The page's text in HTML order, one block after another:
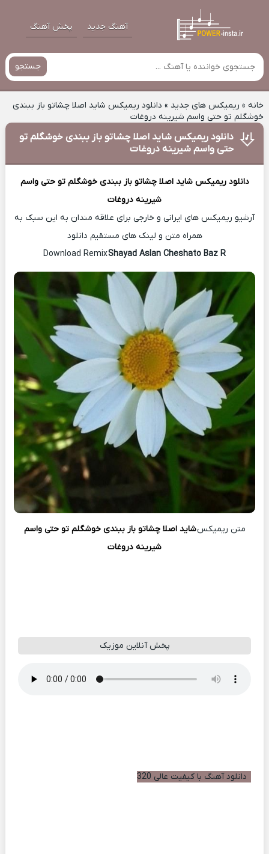
آهنگ جدید پخش آهنگ
جستجو
خانه» ریمیکس های جدید » دانلود ریمیکس شاید اصلا چشاتو باز ببندی
خوشگلم تو حتی واسم شیرینه دروغات
دانلود ریمیکس شاید اصلا چشاتو باز ببندی خوشگلم تو
حتی واسم شیرینه دروغات
دانلود ریمیکس شاید اصلا چشاتو باز ببندی خوشگلم تو حتی واسم
شیرینه دروغات
آرشیو ریمیکس های ایرانی و خارجی برای علاقه مندان به این سبک به
همراه متن و لینک های مستقیم دانلود
Download Remix
Shayad Aslan Cheshato Baz R
متن ریمیکسشاید اصلا چشاتو باز ببندی خوشگلم تو حتی واسم
شیرینه دروغات
پخش آنلاین موزیک
دانلود آهنگ با کیفیت عالی 320